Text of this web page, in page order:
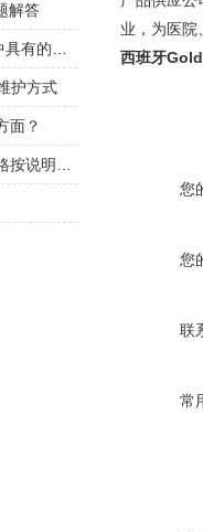
业，为医院
西班牙
您
您
联
常
解答
护方式
面？